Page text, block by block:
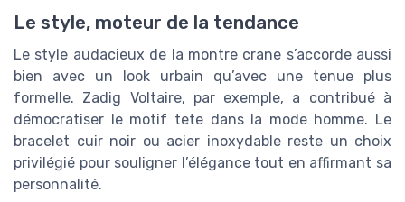
Le style, moteur de la tendance
Le style audacieux de la montre crane s’accorde aussi
bien avec un look urbain qu’avec une tenue plus
formelle. Zadig Voltaire, par exemple, a contribué à
démocratiser le motif tete dans la mode homme. Le
bracelet cuir noir ou acier inoxydable reste un choix
privilégié pour souligner l’élégance tout en affirmant sa
personnalité.